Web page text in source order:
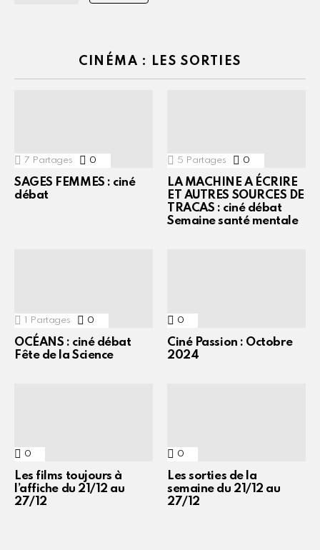
CINÉMA : LES SORTIES
7 Partages 0
SAGES FEMMES : ciné
débat
5 Partages 0
LA MACHINE A ÉCRIRE
ET AUTRES SOURCES DE
TRACAS : ciné débat
Semaine santé mentale
1 Partages 0
OCÉANS : ciné débat
Fête de la Science
0
Ciné Passion : Octobre
2024
0
Les films toujours à
l’affiche du 21/12 au
27/12
0
Les sorties de la
semaine du 21/12 au
27/12